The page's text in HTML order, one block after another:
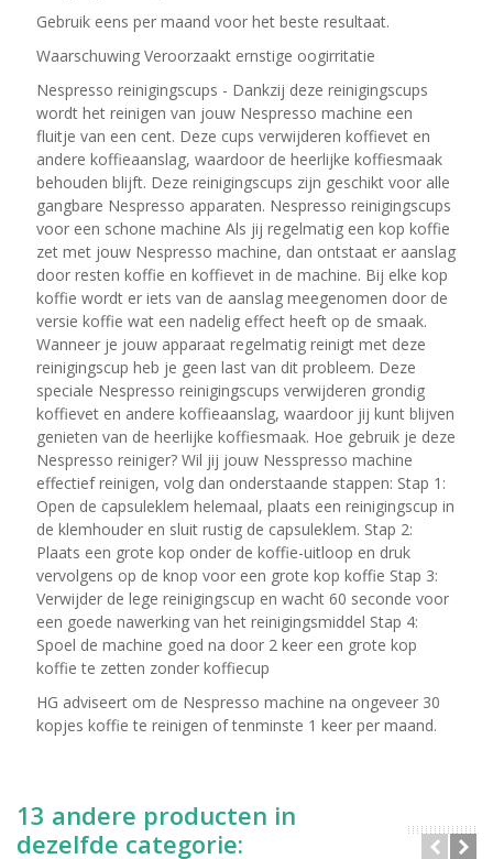
Gebruik eens per maand voor het beste resultaat.
Waarschuwing Veroorzaakt ernstige oogirritatie
Nespresso reinigingscups - Dankzij deze reinigingscups
wordt het reinigen van jouw Nespresso machine een
fluitje van een cent. Deze cups verwijderen koffievet en
andere koffieaanslag, waardoor de heerlijke koffiesmaak
behouden blijft. Deze reinigingscups zijn geschikt voor alle
gangbare Nespresso apparaten. Nespresso reinigingscups
voor een schone machine Als jij regelmatig een kop koffie
zet met jouw Nespresso machine, dan ontstaat er aanslag
door resten koffie en koffievet in de machine. Bij elke kop
koffie wordt er iets van de aanslag meegenomen door de
versie koffie wat een nadelig effect heeft op de smaak.
Wanneer je jouw apparaat regelmatig reinigt met deze
reinigingscup heb je geen last van dit probleem. Deze
speciale Nespresso reinigingscups verwijderen grondig
koffievet en andere koffieaanslag, waardoor jij kunt blijven
genieten van de heerlijke koffiesmaak. Hoe gebruik je deze
Nespresso reiniger? Wil jij jouw Nesspresso machine
effectief reinigen, volg dan onderstaande stappen: Stap 1:
Open de capsuleklem helemaal, plaats een reinigingscup in
de klemhouder en sluit rustig de capsuleklem. Stap 2:
Plaats een grote kop onder de koffie-uitloop en druk
vervolgens op de knop voor een grote kop koffie Stap 3:
Verwijder de lege reinigingscup en wacht 60 seconde voor
een goede nawerking van het reinigingsmiddel Stap 4:
Spoel de machine goed na door 2 keer een grote kop
koffie te zetten zonder koffiecup
HG adviseert om de Nespresso machine na ongeveer 30
kopjes koffie te reinigen of tenminste 1 keer per maand.
13 andere producten in
dezelfde categorie: